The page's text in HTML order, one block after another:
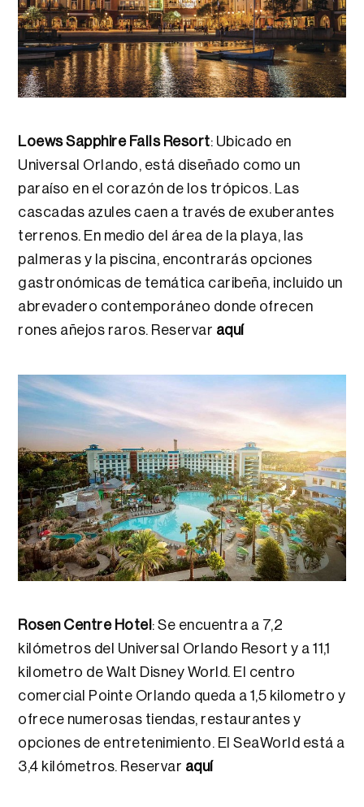
Loews Sapphire Falls Resort: Ubicado en
Universal Orlando, está diseñado como un
paraíso en el corazón de los trópicos. Las
cascadas azules caen a través de exuberantes
terrenos. En medio del área de la playa, las
palmeras y la piscina, encontrarás opciones
gastronómicas de temática caribeña, incluido un
abrevadero contemporáneo donde ofrecen
rones añejos raros. Reservar aquí
Rosen Centre Hotel : Se encuentra a 7,2
kilómetros del Universal Orlando Resort y a 11,1
kilometro de Walt Disney World. El centro
comercial Pointe Orlando queda a 1,5 kilometro y
ofrece numerosas tiendas, restaurantes y
opciones de entretenimiento. El SeaWorld está a
3,4 kilómetros. Reservar aquí